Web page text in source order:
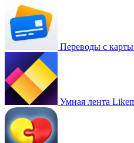
Переводы с
Умная лента